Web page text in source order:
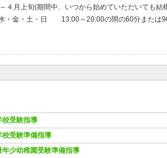
４月上旬(期間中、いつから始めていただいても結
・金・土・日 13:00～20:00の間の60分または
校受験指導
校受験準備指導
年少幼稚園受験準備指導